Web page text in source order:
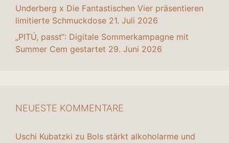
Underberg x Die Fantastischen Vier präsentieren
limitierte Schmuckdose 21. Juli 2026
„PITÚ, passt“: Digitale Sommerkampagne mit
Summer Cem gestartet 29. Juni 2026
NEUESTE KOMMENTARE
Uschi Kubatzki zu Bols stärkt alkoholarme und